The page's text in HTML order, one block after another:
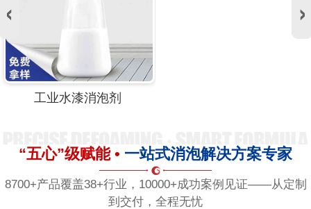
工业水漆消泡剂
“五心”级赋能 • 一站式消泡解决方案专家
8700+产品覆盖38+行业，10000+成功案例见证——从定制
到交付，全程无忧